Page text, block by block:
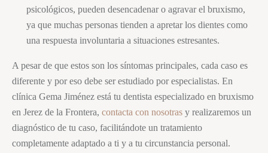
psicológicos, pueden desencadenar o agravar el bruxismo,
ya que muchas personas tienden a apretar los dientes como
una respuesta involuntaria a situaciones estresantes.
A pesar de que estos son los síntomas principales, cada caso es
diferente y por eso debe ser estudiado por especialistas. En
clínica Gema Jiménez está tu dentista especializado en bruxismo
en Jerez de la Frontera, contacta con nosotras y realizaremos un
diagnóstico de tu caso, facilitándote un tratamiento
completamente adaptado a ti y a tu circunstancia personal.